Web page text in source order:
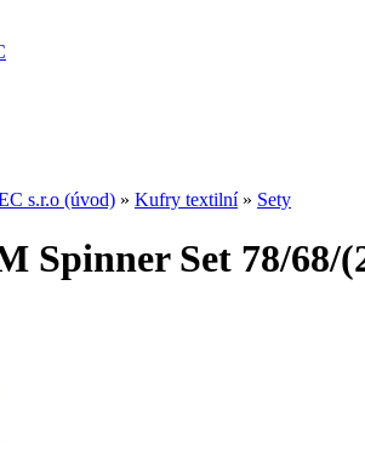
s.r.o (úvod) » Kufry textilní » Sety
Spinner Set 78/68/